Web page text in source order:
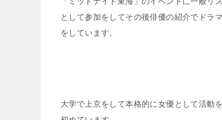
として参加をしてその後俳優の紹介でドラ
をしています。
大学で上京をして本格的に女優として活動を